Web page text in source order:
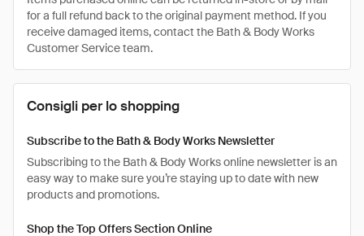
for a full refund back to the original payment method. If you
receive damaged items, contact the Bath & Body Works
Customer Service team.
Consigli per lo shopping
Subscribe to the Bath & Body Works Newsletter
Subscribing to the Bath & Body Works online newsletter is an
easy way to make sure you’re staying up to date with new
products and promotions.
Shop the Top Offers Section Online